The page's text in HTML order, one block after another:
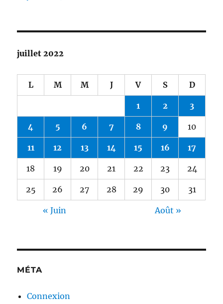
juillet 2022
L M M J V S D
1 2 3
4 5 6 7 8 9 10
11 12 13 14 15 16 17
18 19 20 21 22 23 24
25 26 27 28 29 30 31
« Juin Août »
MÉTA
Connexion